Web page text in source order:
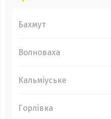
Бахмут
Волноваха
Кальміуське
Горлівка